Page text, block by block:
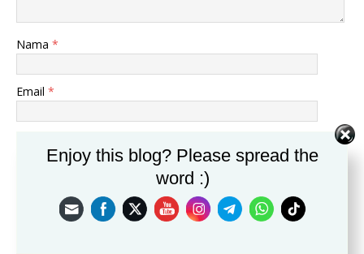
Nama *
Email *
Save my name, email, and website in this browser for the
next time I comment.
Enjoy this blog? Please spread the
word :)